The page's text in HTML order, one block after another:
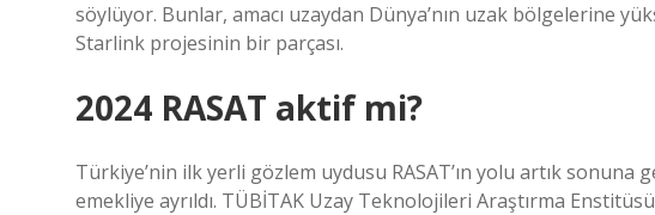
söylüyor. Bunlar, amacı uzaydan Dünya’nın uzak bölgelerine
Starlink projesinin bir parçası.
2024 RASAT aktif mi?
Türkiye’nin ilk yerli gözlem uydusu RASAT’ın yolu artık sonuna
emekliye ayrıldı. TÜBİTAK Uzay Teknolojileri Araştırma